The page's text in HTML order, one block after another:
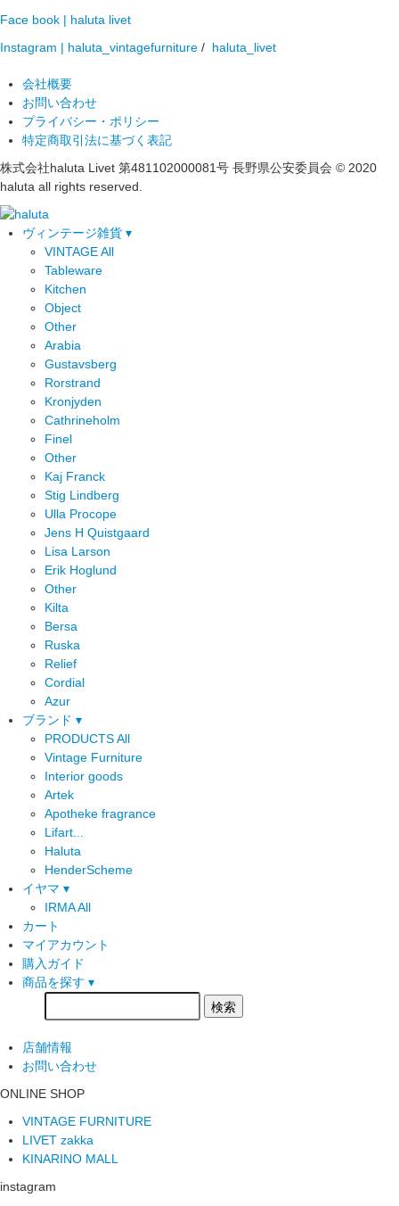
Face book | haluta livet
Instagram | haluta_vintagefurniture / haluta_livet
会社概要
お問い合わせ
プライバシー・ポリシー
特定商取引法に基づく表記
株式会社haluta Livet 第481102000081号 長野県公安委員会 © 2020
haluta all rights reserved.
ヴィンテージ雑貨 ▾
VINTAGE All
Tableware
Kitchen
Object
Other
Arabia
Gustavsberg
Rorstrand
Kronjyden
Cathrineholm
Finel
Other
Kaj Franck
Stig Lindberg
Ulla Procope
Jens H Quistgaard
Lisa Larson
Erik Hoglund
Other
Kilta
Bersa
Ruska
Relief
Cordial
Azur
ブランド ▾
PRODUCTS All
Vintage Furniture
Interior goods
Artek
Apotheke fragrance
Lifart...
Haluta
HenderScheme
イヤマ ▾
IRMA All
カート
マイアカウント
購入ガイド
商品を探す ▾
店舗情報
お問い合わせ
ONLINE SHOP
VINTAGE FURNITURE
LIVET zakka
KINARINO MALL
instagram